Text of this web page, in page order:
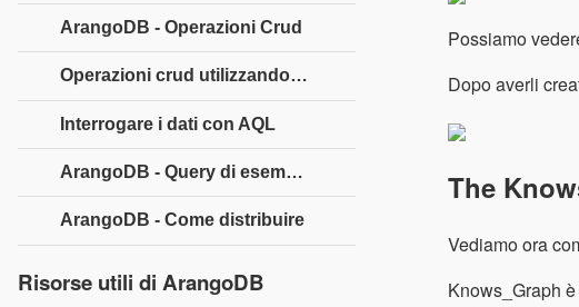
Possiamo
Dopo averli
The
Vediamo ora
Knows_Graph
ArangoDB - Operazioni Crud
Operazioni crud utilizzando l'interfaccia web
Interrogare i dati con AQL
ArangoDB - Query di esempio AQL
ArangoDB - Come distribuire
Risorse utili di ArangoDB